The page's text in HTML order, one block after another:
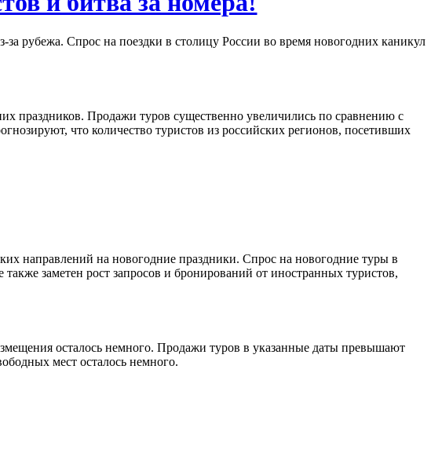
рубежа. Спрос на поездки в столицу России во время новогодних каникул
праздников. Продажи туров существенно увеличились по сравнению с
что количество туристов из российских регионов, посетивших
направлений на новогодние праздники. Спрос на новогодние туры в
заметен рост запросов и бронирований от иностранных туристов,
осталось немного. Продажи туров в указанные даты превышают
мест осталось немного.